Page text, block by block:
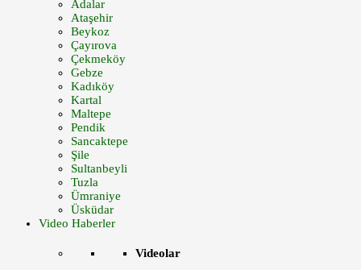
Adalar
Ataşehir
Beykoz
Çayırova
Çekmeköy
Gebze
Kadıköy
Kartal
Maltepe
Pendik
Sancaktepe
Şile
Sultanbeyli
Tuzla
Ümraniye
Üsküdar
Video Haberler
Videolar